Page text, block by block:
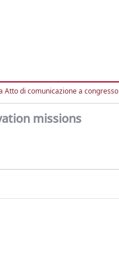
Atto di comunicazione a congresso
missions